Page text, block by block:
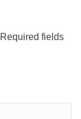
Required fields